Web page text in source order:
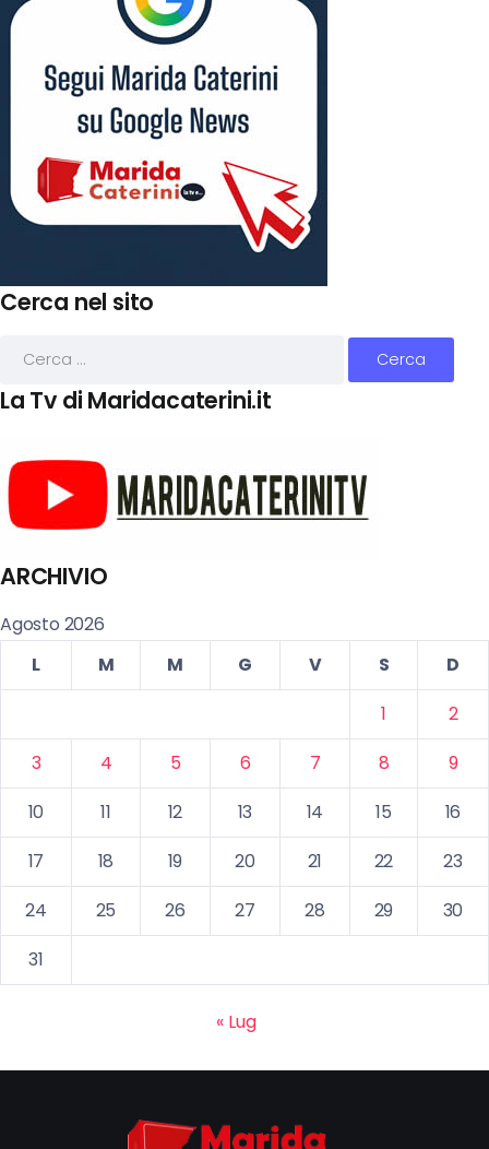
Cerca nel sito
La Tv di Maridacaterini.it
ARCHIVIO
Agosto 2026
L
M M G V S
D
1
2
3
4 5 6 7 8
9
10
11 12 13 14 15
16
17
18 19 20 21 22
23
24
25 26 27 28 29
30
31
« Lug